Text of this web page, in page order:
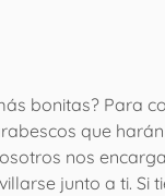
bonitas? Para
que
nos
junto a ti. Si